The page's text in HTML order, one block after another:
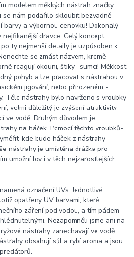
modelem měkkých nástrah značky
nám podařilo skloubit bezvadně
barvy a výbornou cenovku! Dokonalý
dravce. Celý koncept
ty nejmenší detaily je uzpůsoben k
se zmást názvem, kromě
reagují okouni, štiky i sumci! Měkkost
pohyb a lze pracovat s nástrahou v
jigování, nebo přirozeném -
Tělo nástrahy bylo navrženo s vroubky
velmi důležitý je zvýšení atraktivity
ve vodě. Druhým důvodem je
na háček. Pomocí těchto vroubků-
kde bude háček z nástrahy
nástrahy je umístěna drážka pro
umožní lov i v těch nejzarostlejších
označení UVs. Jednotlivé
opatřeny UV barvami, které
záření pod vodou, a tím pádem
Nezapomněli jsme ani na
nástrahy zanechávají ve vodě.
obsahují sůl a rybí aroma a jsou